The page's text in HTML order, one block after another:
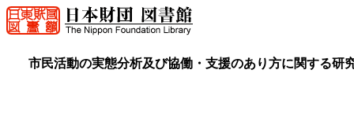
市民活動の実態分析及び協働・支援のあり方に関する研